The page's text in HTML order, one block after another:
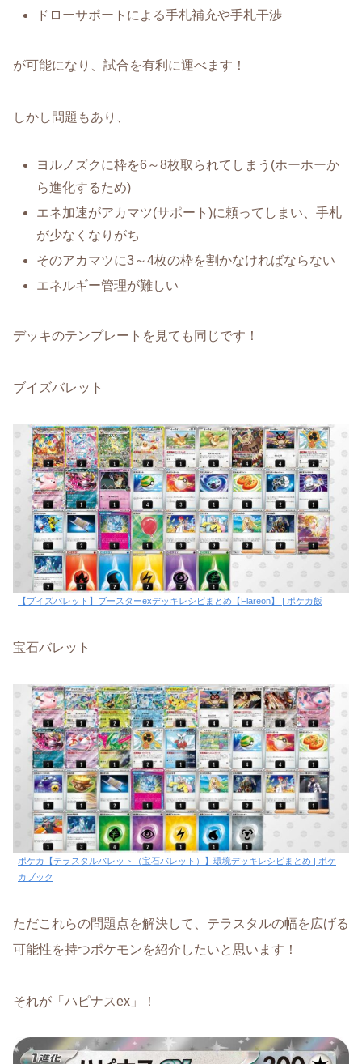
ドローサポートによる手札補充や手札干渉
が可能になり、試合を有利に運べます！
しかし問題もあり、
ヨルノズクに枠を6～8枚取られてしまう(ホーホーか
ら進化するため)
エネ加速がアカマツ(サポート)に頼ってしまい、手札
が少なくなりがち
そのアカマツに3～4枚の枠を割かなければならない
エネルギー管理が難しい
デッキのテンプレートを見ても同じです！
ブイズバレット
【ブイズバレット】ブースターexデッキレシピまとめ【Flareon】 | ポケカ飯
宝石バレット
ポケカ【テラスタルバレット（宝石バレット）】環境デッキレシピまとめ | ポケ
カブック
ただこれらの問題点を解決して、テラスタルの幅を広げる
可能性を持つポケモンを紹介したいと思います！
それが「ハピナスex」！